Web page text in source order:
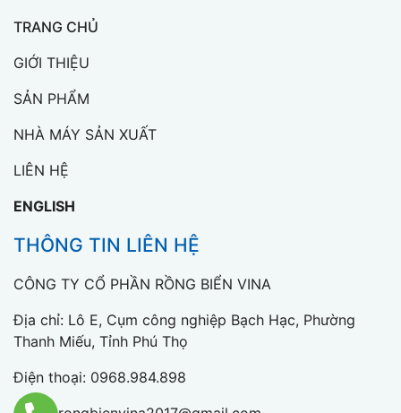
TRANG CHỦ
GIỚI THIỆU
SẢN PHẨM
NHÀ MÁY SẢN XUẤT
LIÊN HỆ
ENGLISH
THÔNG TIN LIÊN HỆ
CÔNG TY CỔ PHẦN RỒNG BIỂN VINA
Địa chỉ: Lô E, Cụm công nghiệp Bạch Hạc, Phường
Thanh Miếu, Tỉnh Phú Thọ
Điện thoại: 0968.984.898